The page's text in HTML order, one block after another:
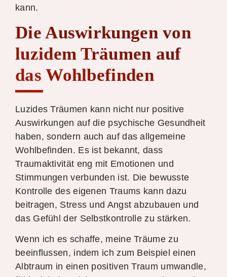
kann.
Die Auswirkungen von
luzidem Träumen auf
das Wohlbefinden
Luzides Träumen kann nicht nur positive
Auswirkungen auf die psychische Gesundheit
haben, sondern auch auf das allgemeine
Wohlbefinden. Es ist bekannt, dass
Traumaktivität eng mit Emotionen und
Stimmungen verbunden ist. Die bewusste
Kontrolle des eigenen Traums kann dazu
beitragen, Stress und Angst abzubauen und
das Gefühl der Selbstkontrolle zu stärken.
Wenn ich es schaffe, meine Träume zu
beeinflussen, indem ich zum Beispiel einen
Albtraum in einen positiven Traum umwandle,